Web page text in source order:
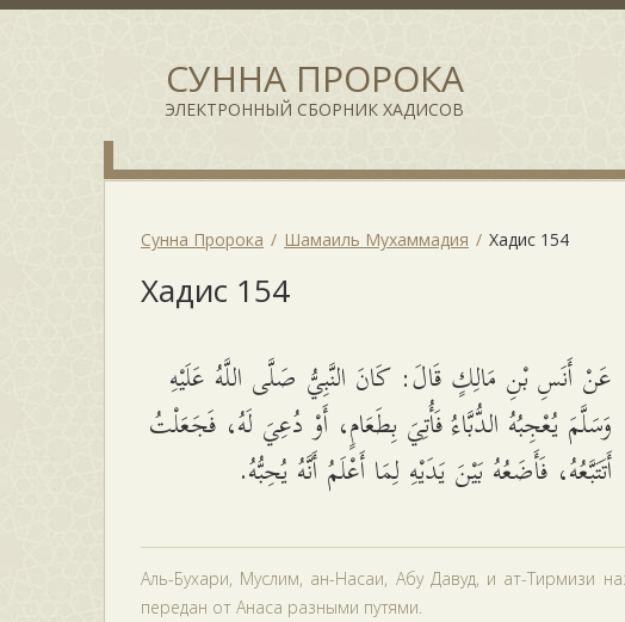
СУННА ПРОРОКА
ЭЛЕКТРОННЫЙ СБОРНИК ХАДИСОВ
Сунна Пророка Шамаиль Мухаммадия Хадис 154
Хадис 154
عَنْ أَنَسِ بْنِ مَالِكٍ قَالَ: كَانَ النَّبِيُّ صَلَّى اللَّهُ عَلَيْهِ
وَسَلَّمَ يُعْجِبُهُ الدُّبَّاءُ فَأُتِيَ بِطَعَامٍ، أَوْ دُعِيَ لَهُ، فَجَعَلْتُ
أَتَتَبَّعُهُ، فَأَضَعُهُ بَيْنَ يَدَيْهِ لِمَا أَعْلَمُ أَنَّهُ يُحِبُّهُ.
Аль-Бухари, Муслим, ан-Насаи, Абу Давуд, и ат-Тирмизи
передан от Анаса разными путями.